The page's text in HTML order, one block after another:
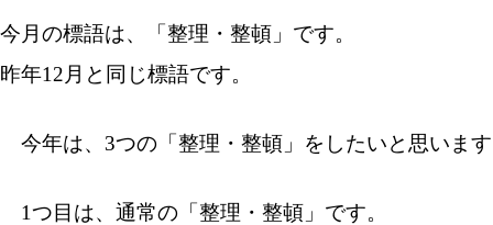
今月の標語は、「整理・整頓」です。
昨年12月と同じ標語です。
今年は、3つの「整理・整頓」をしたいと思いま
1つ目は、通常の「整理・整頓」です。